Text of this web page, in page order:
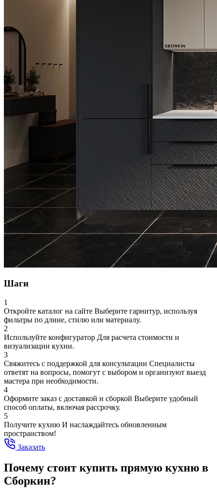
Шаги
1
Откройте каталог на сайте Выберите гарнитур, используя
фильтры по длине, стилю или материалу.
2
Используйте конфигуратор Для расчета стоимости и
визуализации кухни.
3
Свяжитесь с поддержкой для консультации Специалисты
ответят на вопросы, помогут с выбором и организуют выезд
мастера при необходимости.
4
Оформите заказ с доставкой и сборкой Выберите удобный
способ оплаты, включая рассрочку.
5
Получите кухню И наслаждайтесь обновленным
пространством!
Заказать
Почему стоит купить прямую кухню в
Сборкин?